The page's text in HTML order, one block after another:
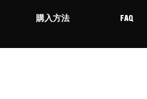
購入方法 FAQ